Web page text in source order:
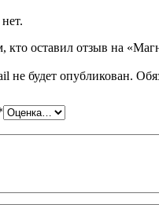
кто оставил отзыв на
не будет опубликован.